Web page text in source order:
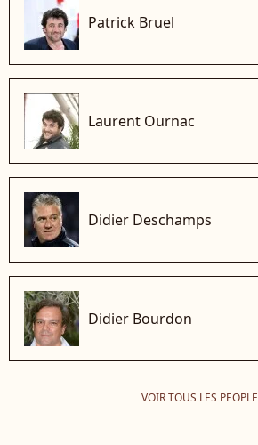
Patrick Bruel
Laurent Ournac
Didier Deschamps
Didier Bourdon
VOIR TOUS LES PEOPLE